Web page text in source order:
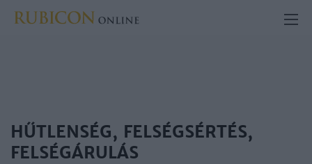
HŰTLENSÉG, FELSÉGSÉRTÉS,
FELSÉGÁRULÁS